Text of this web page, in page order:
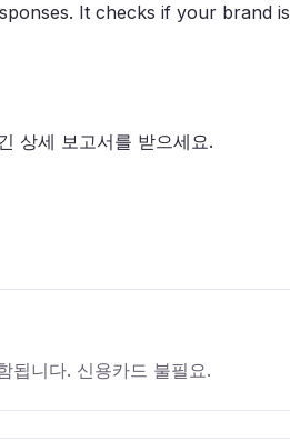
It checks if your brand is
상세 보고서를 받으세요.
됩니다. 신용카드 불필요.